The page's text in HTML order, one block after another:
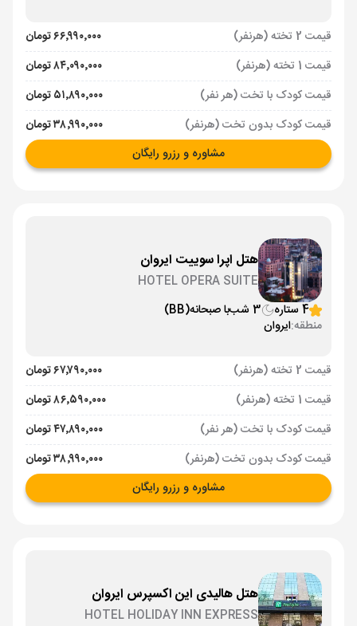
قیمت 2 تخته (هرنفر)
۶۶٬۹۹۰٬۰۰۰ تومان
قیمت 1 تخته (هرنفر)
۸۴٬۰۹۰٬۰۰۰ تومان
قیمت کودک با تخت (هر نفر)
۵۱٬۸۹۰٬۰۰۰ تومان
قیمت کودک بدون تخت (هرنفر)
۳۸٬۹۹۰٬۰۰۰ تومان
مشاوره و رزرو رایگان
هتل اپرا سوییت ایروان
HOTEL OPERA SUITE
4 ستاره
3 شب با صبحانه(BB)
منطقه:ایروان
قیمت 2 تخته (هرنفر)
۶۷٬۷۹۰٬۰۰۰ تومان
قیمت 1 تخته (هرنفر)
۸۶٬۵۹۰٬۰۰۰ تومان
قیمت کودک با تخت (هر نفر)
۴۷٬۸۹۰٬۰۰۰ تومان
قیمت کودک بدون تخت (هرنفر)
۳۸٬۹۹۰٬۰۰۰ تومان
مشاوره و رزرو رایگان
هتل هالیدی این اکسپرس ایروان
HOTEL HOLIDAY INN EXPRESS